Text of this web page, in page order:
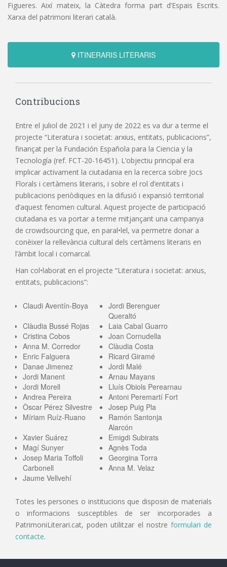
Figueres. Així mateix, la Càtedra forma part d’Espais Escrits.
Xarxa del patrimoni literari català.
ITINERARIS LITERARIS
Contribucions
Entre el juliol de 2021 i el juny de 2022 es va dur a terme el
projecte “Literatura i societat: arxius, entitats, publicacions”,
finançat per la Fundación Española para la Ciencia y la
Tecnología (ref. FCT-20-16451). L’objectiu principal era
implicar activament la ciutadania en la recerca sobre Jocs
Florals i certàmens literaris, i sobre el rol d’entitats i
publicacions periòdiques en la difusió i expansió territorial
d’aquest fenomen cultural. Aquest projecte de participació
ciutadana es va portar a terme mitjançant una campanya
de crowdsourcing que, en paral•lel, va permetre donar a
conèixer la rellevància cultural dels certàmens literaris en
l’àmbit local i comarcal.
Han col•laborat en el projecte “Literatura i societat: arxius,
entitats, publicacions”:
Claudi Aventín-Boya
Jordi Berenguer
Queraltó
Clàudia Bussé Rojas
Laia Cabal Guarro
Cristina Cobos
Joan Cornudella
Anna M. Corredor
Clàudia Costa
Enric Falguera
Ricard Giramé
Danae Jimenez
Jordi Malé
Jordi Manent
Arnau Mayans
Jordi Morell
Lluís Obiols Perearnau
Andrea Pereira
Antoni Peremartí Fort
Òscar Pérez Silvestre
Josep Puig Pla
Míriam Ruíz-Ruano
Ramón Santonja
Alarcón
Xavier Suárez
Emigdi Subirats
Magí Sunyer
Agnès Toda
Josep Maria Toffoli
Carbonell
Georgina Torra
Anna M. Velaz
Jaume Vellvehí
Totes les persones o institucions que disposin de materials
o informacions susceptibles de ser incorporades a
PatrimoniLiterari.cat, poden utilitzar el nostre formulari de
contacte.